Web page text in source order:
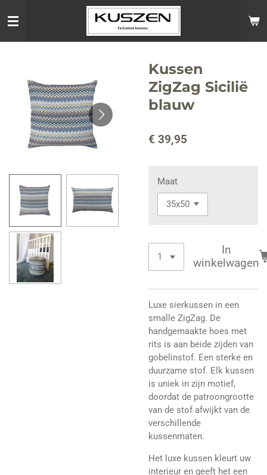
direct
Kussen
ZigZag Sicilië
blauw
€ 39,95
Maat
In
winkelwagen
Luxe sierkussen in een
smalle ZigZag. De
handgemaakte hoes met
rits is aan beide zijden van
gobelinstof. Een sterke en
duurzame stof. Elk kussen
is uniek in zijn motief,
doordat de patroongrootte
van de stof afwijkt van de
verschillende
kussenmaten.
Het luxe kussen kleurt uw
interieur en geeft het een